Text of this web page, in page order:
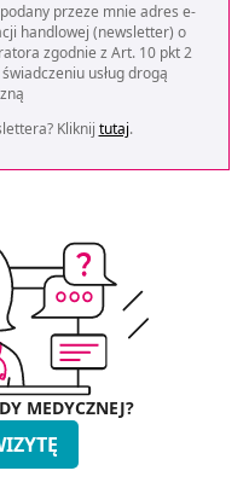
przeze mnie adres e-
handlowej (newsletter) o
zgodnie z Art. 10 pkt 2
usług drogą
Kliknij tutaj.
MEDYCZNEJ?